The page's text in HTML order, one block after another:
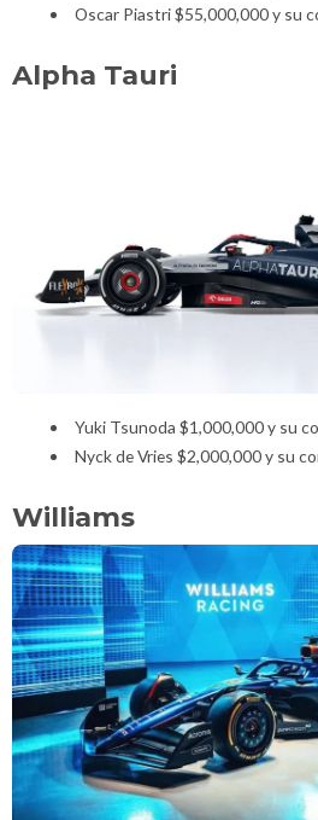
Oscar Piastri $55,000,000 y su
Alpha Tauri
Yuki Tsunoda $1,000,000 y su
Nyck de Vries $2,000,000 y su
Williams